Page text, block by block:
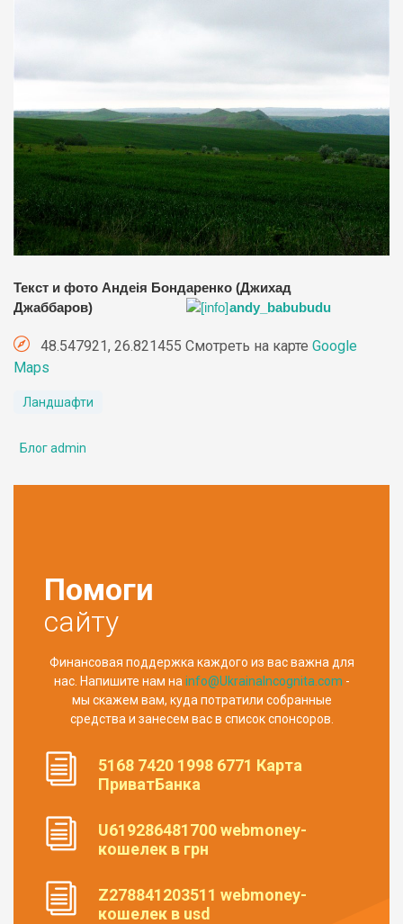
Текст и фото Андеія Бондаренко (Джихад
Джаббаров)
andy_babubudu
48.547921, 26.821455 Смотреть на карте Google
Maps
Ландшафти
Блог admin
Помоги
сайту
Финансовая поддержка каждого из вас важна для
нас. Напишите нам на info@UkrainaIncognita.com -
мы скажем вам, куда потратили собранные
средства и занесем вас в список спонсоров.
5168 7420 1998 6771 Карта
ПриватБанка
U619286481700 webmoney-
кошелек в грн
Z278841203511 webmoney-
кошелек в usd